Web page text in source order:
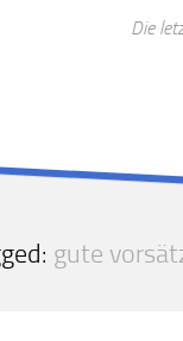
Die
gute